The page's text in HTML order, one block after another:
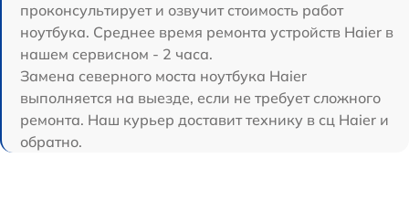
проконсультирует и озвучит стоимость работ
ноутбука. Среднее время ремонта устройств Haier в
нашем сервисном - 2 часа.
Замена северного моста ноутбука Haier
выполняется на выезде, если не требует сложного
ремонта. Наш курьер доставит технику в сц Haier и
обратно.